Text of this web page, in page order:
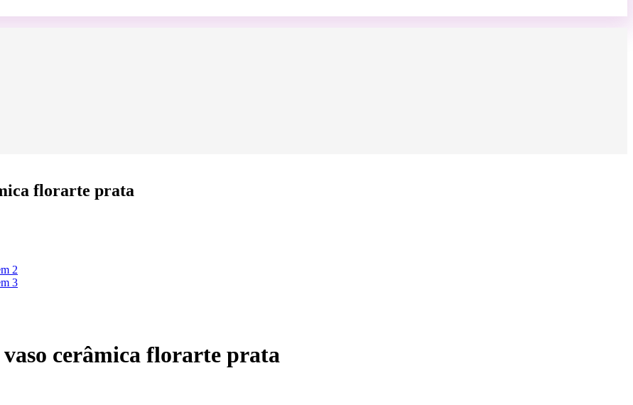
florarte prata
cerâmica florarte prata